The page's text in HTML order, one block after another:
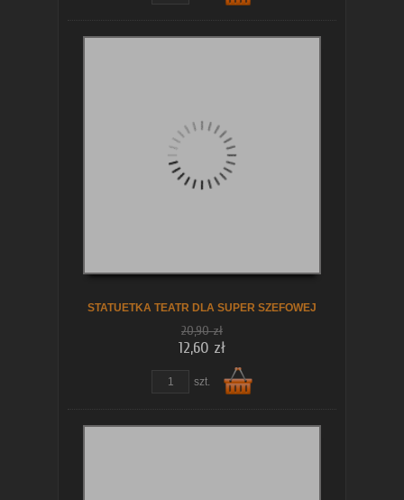
STATUETKA TEATR DLA SUPER SZEFOWEJ
20,90 zł
12,60 zł
szt.